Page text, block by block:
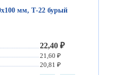
мм, Т-22 бурый
22,40 ₽
21,60 ₽
20,81 ₽